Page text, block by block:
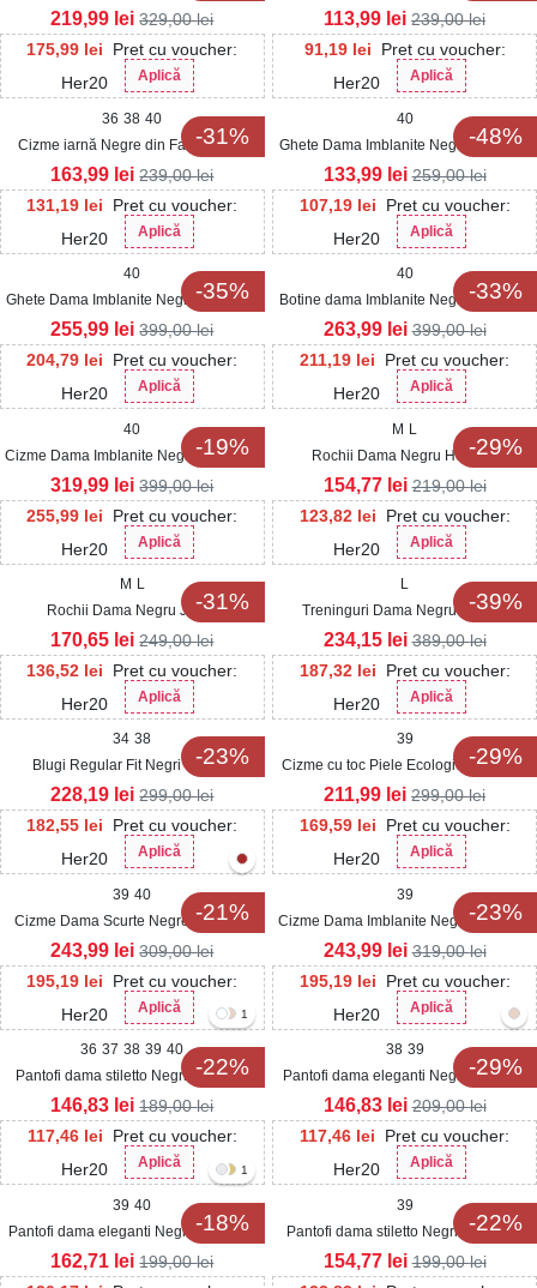
Ecologica Ainhoa2
175,99 lei
Pret cu voucher:
Her20
Aplică
219,99 lei 329,00lei
Ecologica Kateryna
91,19 lei
Pret cu voucher:
Her20
Aplică
113,99 lei 239,00lei
-31%
36 38 40
Cizme iarnă Negre din Fas Elouise
131,19 lei
Pret cu voucher:
Her20
Aplică
163,99 lei 239,00lei
-48%
40
Ghete Dama Imblanite Negre din Piele
Ecologica Intoarsa Heineka
107,19 lei
Pret cu voucher:
Her20
Aplică
133,99 lei 259,00lei
-35%
40
Ghete Dama Imblanite Negre din Piele
Ecologica Maizy2
204,79 lei
Pret cu voucher:
Her20
Aplică
255,99 lei 399,00lei
-33%
40
Botine dama Imblanite Negre din Piele
Ecologica Intoarsa Zhavia
211,19 lei
Pret cu voucher:
Her20
Aplică
263,99 lei 399,00lei
-19%
40
Cizme Dama Imblanite Negre din Piele
Ecologica Intoarsa Jeshta
255,99 lei
Pret cu voucher:
Her20
Aplică
319,99 lei 399,00lei
-29%
M L
Rochii Dama Negru Heimely
123,82 lei
Pret cu voucher:
Her20
Aplică
154,77 lei 219,00lei
-31%
M L
Rochii Dama Negru Jessa
136,52 lei
Pret cu voucher:
Her20
Aplică
170,65 lei 249,00lei
-39%
L
Treninguri Dama Negru Kaziwa
187,32 lei
Pret cu voucher:
Her20
Aplică
234,15 lei 389,00lei
-23%
34 38
Blugi Regular Fit Negri Harkira
182,55 lei
Pret cu voucher:
Her20
Aplică
228,19 lei 299,00lei
-29%
39
Cizme cu toc Piele Ecologica Intoarsa
Negru Franzine
169,59 lei
Pret cu voucher:
Her20
Aplică
211,99 lei 299,00lei
-21%
39 40
Cizme Dama Scurte Negre din Piele
Ecologica Narthe
195,19 lei
Pret cu voucher:
Her20
Aplică
243,99 lei 309,00lei
-23%
39
Cizme Dama Imblanite Negre din Piele
Ecologica Shrini
195,19 lei
Pret cu voucher:
Her20
Aplică
243,99 lei 319,00lei
-22%
1
36 37 38 39 40
Pantofi dama stiletto Negri din Piele
Ecologica Lacuita Mariama
117,46 lei
Pret cu voucher:
Her20
Aplică
146,83 lei 189,00lei
-29%
38 39
Pantofi dama eleganti Negri din Piele
Ecologica Noura
117,46 lei
Pret cu voucher:
Her20
Aplică
146,83 lei 209,00lei
-18%
1
39 40
Pantofi dama eleganti Negri din Glitter
Willami
162,71 lei 199,00lei
-22%
39
Pantofi dama stiletto Negri din Glitter
Charabe
154,77 lei 199,00lei